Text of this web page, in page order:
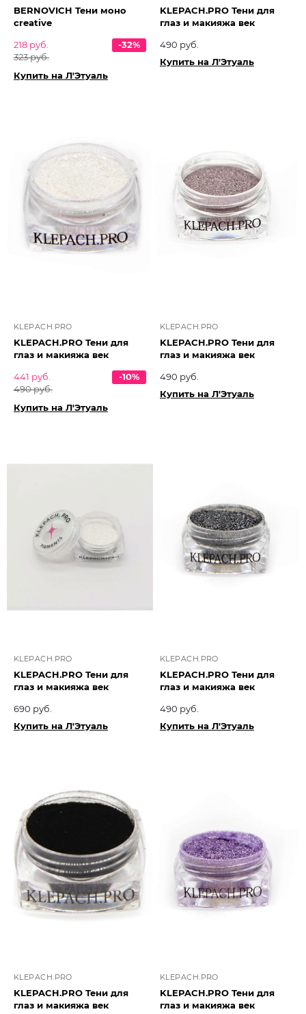
BERNOVICH Тени моно
creative
218 руб.
323 руб.
-32%
Купить на Л'Этуаль
KLEPACH.PRO Тени для
глаз и макияжа век
490 руб.
Купить на Л'Этуаль
KLEPACH.PRO
KLEPACH.PRO Тени для
глаз и макияжа век
441 руб.
490 руб.
-10%
Купить на Л'Этуаль
KLEPACH.PRO
KLEPACH.PRO Тени для
глаз и макияжа век
490 руб.
Купить на Л'Этуаль
KLEPACH.PRO
KLEPACH.PRO Тени для
глаз и макияжа век
690 руб.
Купить на Л'Этуаль
KLEPACH.PRO
KLEPACH.PRO Тени для
глаз и макияжа век
490 руб.
Купить на Л'Этуаль
KLEPACH.PRO
KLEPACH.PRO Тени для
глаз и макияжа век
KLEPACH.PRO
KLEPACH.PRO Тени для
глаз и макияжа век